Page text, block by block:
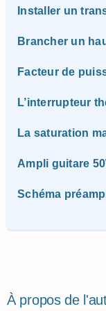
Installer un
Brancher un
Facteur de
L’interrupteur
La saturation
Ampli guitare
Schéma
À propos de